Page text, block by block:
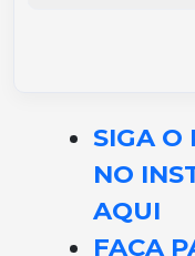
SIGA O
NO
AQUI
FAÇA